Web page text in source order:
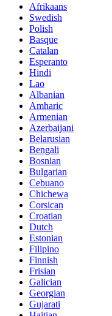
Afrikaans
Swedish
Polish
Basque
Catalan
Esperanto
Hindi
Lao
Albanian
Amharic
Armenian
Azerbaijani
Belarusian
Bengali
Bosnian
Bulgarian
Cebuano
Chichewa
Corsican
Croatian
Dutch
Estonian
Filipino
Finnish
Frisian
Galician
Georgian
Gujarati